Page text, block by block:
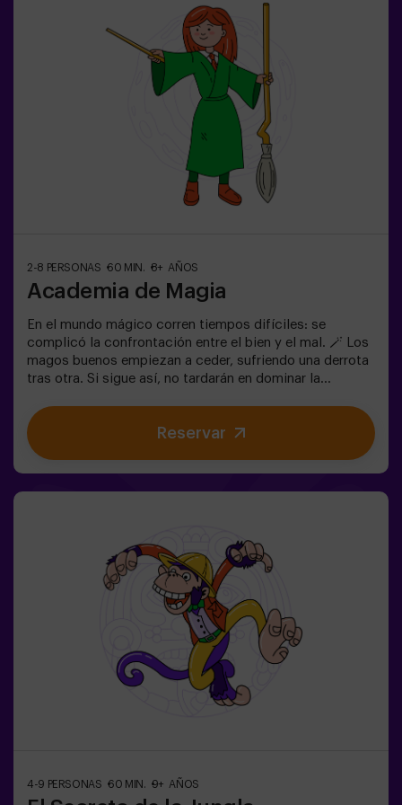
building¿Serás tú quien salve este mundo fantástico?
❗Menores de 14 años: requieren 1 adulto
acompañanteOpción con monitor disponible (consulta
2-8 PERSONAS 60 MIN. 8+ AÑOS
Academia de Magia
En el mundo mágico corren tiempos difíciles: se
complicó la confrontación entre el bien y el mal. 🪄 Los
magos buenos empiezan a ceder, sufriendo una derrota
tras otra. Si sigue así, no tardarán en dominar la
equilibrio es utilizar el poder de la Piedra Filosofal.
Primero hay que crearla pero... ¡nadie ha conseguido
hacerlo en toda la historia de la magia! Os espera la
opción de que un monitor les acompañe en la aventura,
consúltanos las condiciones.⚠️ Existen pasos
estrechos ⚠️🧩 Nivel de dificultad: bajo.
Reservar
4-9 PERSONAS 60 MIN. 9+ AÑOS